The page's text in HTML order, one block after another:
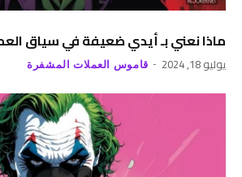
ماذا نعني بـ أيدي ضعيفة في سياق
يوليو 18, 2024 قاموس العملات المشفرة